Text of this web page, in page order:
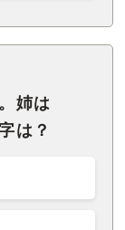
姉は
は？